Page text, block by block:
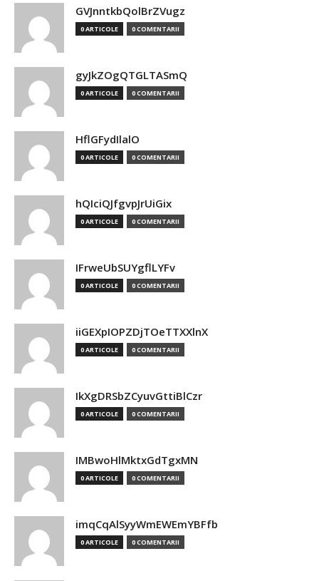
GVJnntkbQolBrZVugz
0 ARTICOLE 0 COMENTARII
gyJkZOgQTGLTASmQ
0 ARTICOLE 0 COMENTARII
HflGFydIlalO
0 ARTICOLE 0 COMENTARII
hQIciQJfgvpJrUiGix
0 ARTICOLE 0 COMENTARII
IFrweUbSUYgflLYFv
0 ARTICOLE 0 COMENTARII
iiGEXpIOPZDjTOeTTXXlnX
0 ARTICOLE 0 COMENTARII
IkXgDRSbZCyuvGttiBlCzr
0 ARTICOLE 0 COMENTARII
IMBwoHlMktxGdTgxMN
0 ARTICOLE 0 COMENTARII
imqCqAlSyyWmEWEmYBFfb
0 ARTICOLE 0 COMENTARII